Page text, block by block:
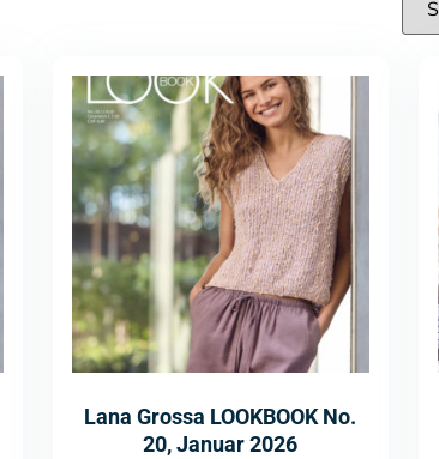
Lana Grossa LOOKBOOK No.
20, Januar 2026